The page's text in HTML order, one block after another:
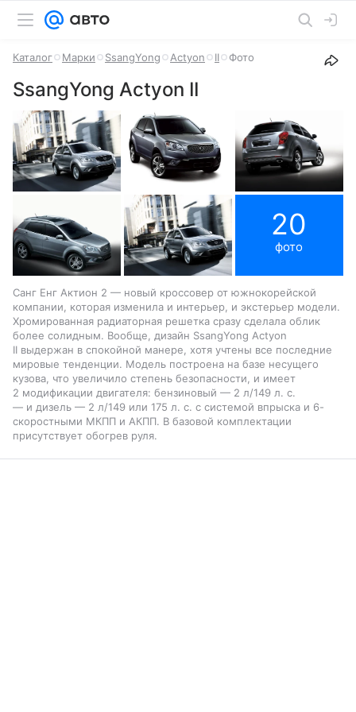
Каталог Марки SsangYong Actyon II Фото
SsangYong Actyon II
20
фото
Санг Енг Актион 2 — новый кроссовер от южнокорейской
компании, которая изменила и интерьер, и экстерьер модели.
Хромированная радиаторная решетка сразу сделала облик
более солидным. Вообще, дизайн SsangYong Actyon
II выдержан в спокойной манере, хотя учтены все последние
мировые тенденции. Модель построена на базе несущего
кузова, что увеличило степень безопасности, и имеет
2 модификации двигателя: бензиновый — 2 л/149 л. с.
— и дизель — 2 л/149 или 175 л. с. с системой впрыска и 6-
скоростными МКПП и АКПП. В базовой комплектации
присутствует обогрев руля.